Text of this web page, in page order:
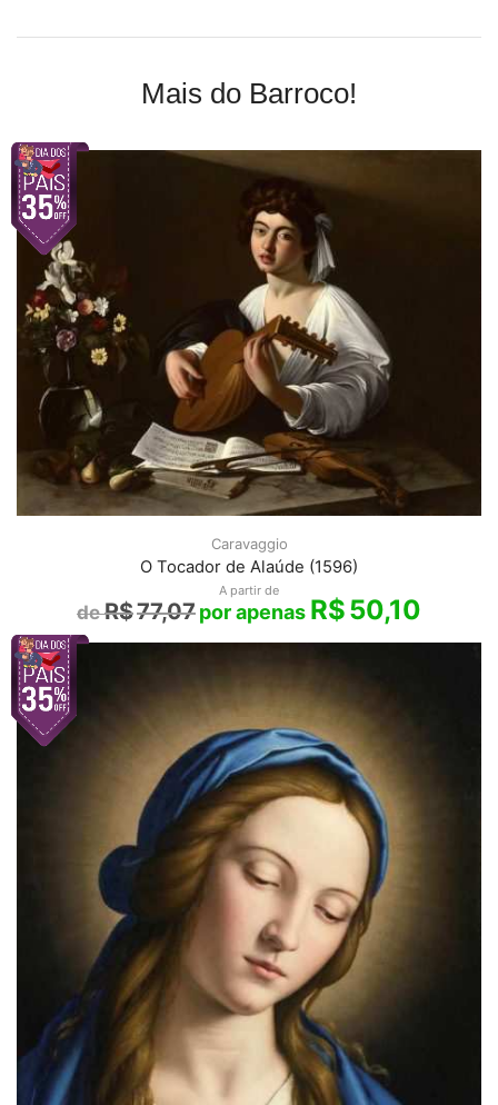
Mais do Barroco!
Caravaggio
O Tocador de Alaúde (1596)
A partir de
R$77,07 R$50,10